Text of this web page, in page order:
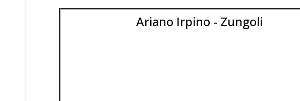
Ariano Irpino - Zungoli